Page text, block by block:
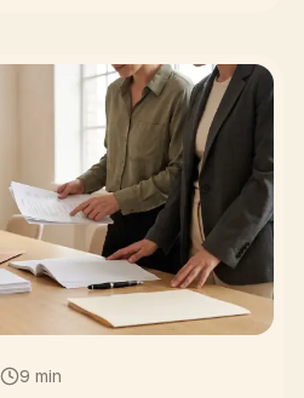
9 min